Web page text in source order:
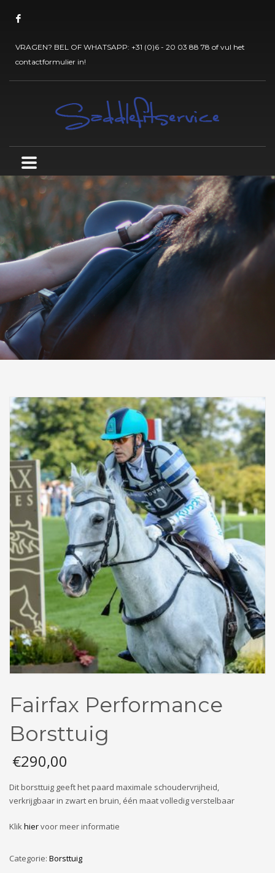
VRAGEN? BEL OF WHATSAPP: +31 (0)6 - 20 03 88 78 of vul het
contactformulier in!
Fairfax Performance
Borsttuig
€290,00
Dit borsttuig geeft het paard maximale schoudervrijheid,
verkrijgbaar in zwart en bruin, één maat volledig verstelbaar
Klikhiervoor meer informatie
Categorie: Borsttuig